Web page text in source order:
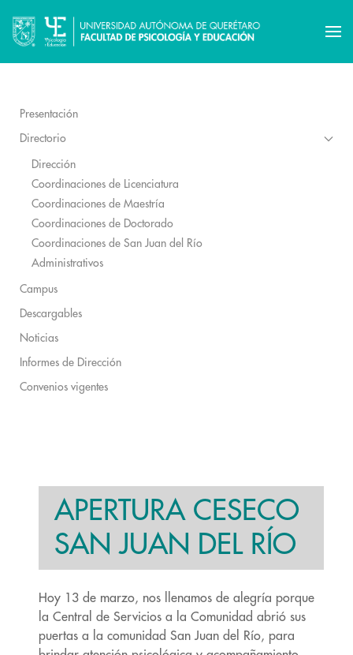
Presentación
Directorio
Dirección
Coordinaciones de Licenciatura
Coordinaciones de Maestría
Coordinaciones de Doctorado
Coordinaciones de San Juan del Río
Administrativos
Campus
Descargables
Noticias
Informes de Dirección
Convenios vigentes
APERTURA CESECO
SAN JUAN DEL RÍO
Hoy 13 de marzo, nos llenamos de alegría porque
la Central de Servicios a la Comunidad abrió sus
puertas a la comunidad San Juan del Río, para